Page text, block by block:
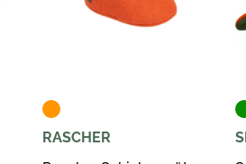
RASCHER